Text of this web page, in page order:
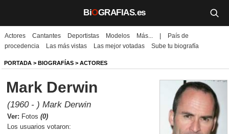
BiOGRAFIAS.es
Biografías
Películas
TV
Música
Un día como hoy
Actores Cantantes Deportistas Modelos Más...
País de
procedencia
Las más vistas Las mejor votadas Sube tu biografía
PORTADA > BIOGRAFÍAS > ACTORES
Mark Derwin
(1960 - ) Mark Derwin
Ver: Fotos (0)
Los usuarios votaron: